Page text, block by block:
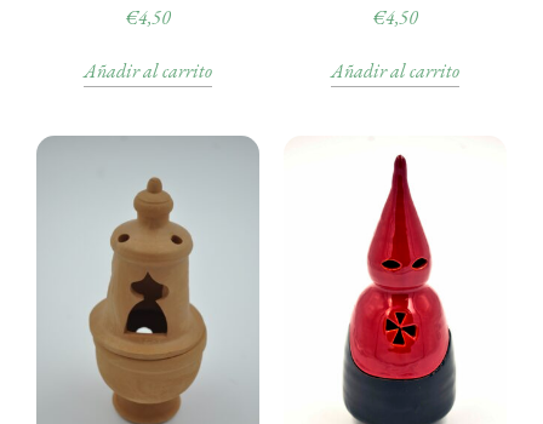
€4,50
Añadir al carrito
€4,50
Añadir al carrito